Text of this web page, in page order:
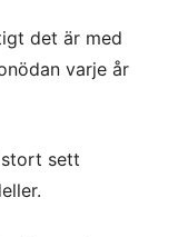
det är med
varje år
stort sett